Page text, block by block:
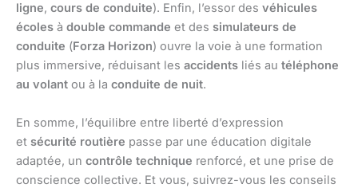
ligne, cours de conduite). Enfin, l’essor des véhicules
écoles à double commande et des simulateurs de
conduite (Forza Horizon) ouvre la voie à une formation
plus immersive, réduisant les accidents liés au téléphone
au volant ou à la conduite de nuit.
En somme, l’équilibre entre liberté d’expression
et sécurité routière passe par une éducation digitale
adaptée, un contrôle technique renforcé, et une prise de
conscience collective. Et vous, suivrez-vous les conseils